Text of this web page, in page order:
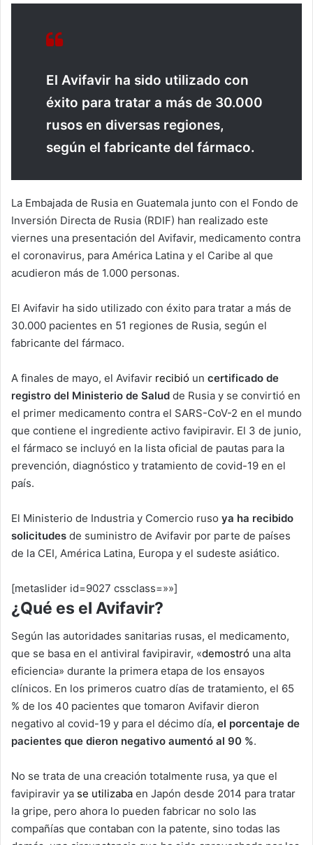
El Avifavir ha sido utilizado con
éxito para tratar a más de 30.000
rusos en diversas regiones,
según el fabricante del fármaco.
La Embajada de Rusia en Guatemala junto con el Fondo de
Inversión Directa de Rusia (RDIF) han realizado este
viernes una presentación del Avifavir, medicamento contra
el coronavirus, para América Latina y el Caribe al que
acudieron más de 1.000 personas.
El Avifavir ha sido utilizado con éxito para tratar a más de
30.000 pacientes en 51 regiones de Rusia, según el
fabricante del fármaco.
A finales de mayo, el Avifavir recibió un certificado de
registro del Ministerio de Salud de Rusia y se convirtió en
el primer medicamento contra el SARS-CoV-2 en el mundo
que contiene el ingrediente activo favipiravir. El 3 de junio,
el fármaco se incluyó en la lista oficial de pautas para la
prevención, diagnóstico y tratamiento de covid-19 en el
país.
El Ministerio de Industria y Comercio ruso ya ha recibido
solicitudes de suministro de Avifavir por parte de países
de la CEI, América Latina, Europa y el sudeste asiático.
[metaslider id=9027 cssclass=»»]
¿Qué es el Avifavir?
Según las autoridades sanitarias rusas, el medicamento,
que se basa en el antiviral favipiravir, «demostró una alta
eficiencia» durante la primera etapa de los ensayos
clínicos. En los primeros cuatro días de tratamiento, el 65
% de los 40 pacientes que tomaron Avifavir dieron
negativo al covid-19 y para el décimo día, el porcentaje de
pacientes que dieron negativo aumentó al 90 %.
No se trata de una creación totalmente rusa, ya que el
favipiravir ya se utilizaba en Japón desde 2014 para tratar
la gripe, pero ahora lo pueden fabricar no solo las
compañías que contaban con la patente, sino todas las